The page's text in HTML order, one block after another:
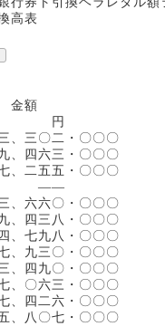
表
三〇二・〇〇〇
三・〇〇〇
五・〇〇〇
――
〇・〇〇〇
八・〇〇〇
八・〇〇〇
〇・〇〇〇
〇・〇〇〇
三・〇〇〇
二六・〇〇〇
〇七・〇〇〇